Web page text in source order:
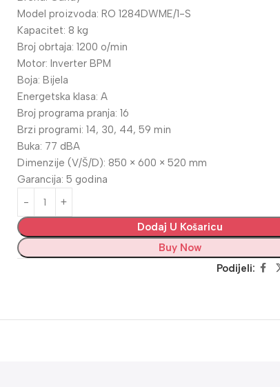
Model proizvoda: RO 1284DWME/1-S
Kapacitet: 8 kg
Broj obrtaja: 1200 o/min
Motor: Inverter BPM
Boja: Bijela
Energetska klasa: A
Broj programa pranja: 16
Brzi programi: 14, 30, 44, 59 min
Buka: 77 dBA
Dimenzije (V/Š/D): 850 × 600 × 520 mm
Garancija: 5 godina
Dodaj U Košaricu
Buy Now
Podijeli: